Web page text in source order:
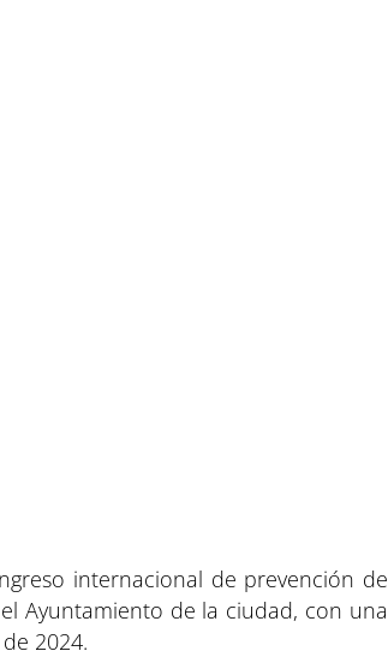
internacional de prevención de
Ayuntamiento de la ciudad, con una
2024.